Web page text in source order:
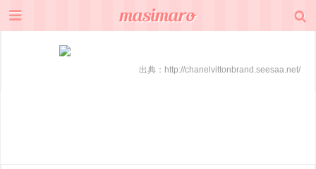
出典： http://chanelvittonbrand.seesaa.net/